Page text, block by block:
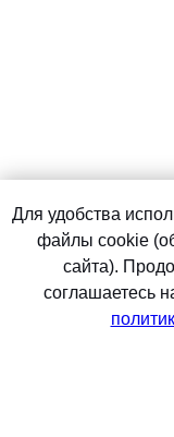
Для удобства
файлы cookie
сайта).
соглашаетесь